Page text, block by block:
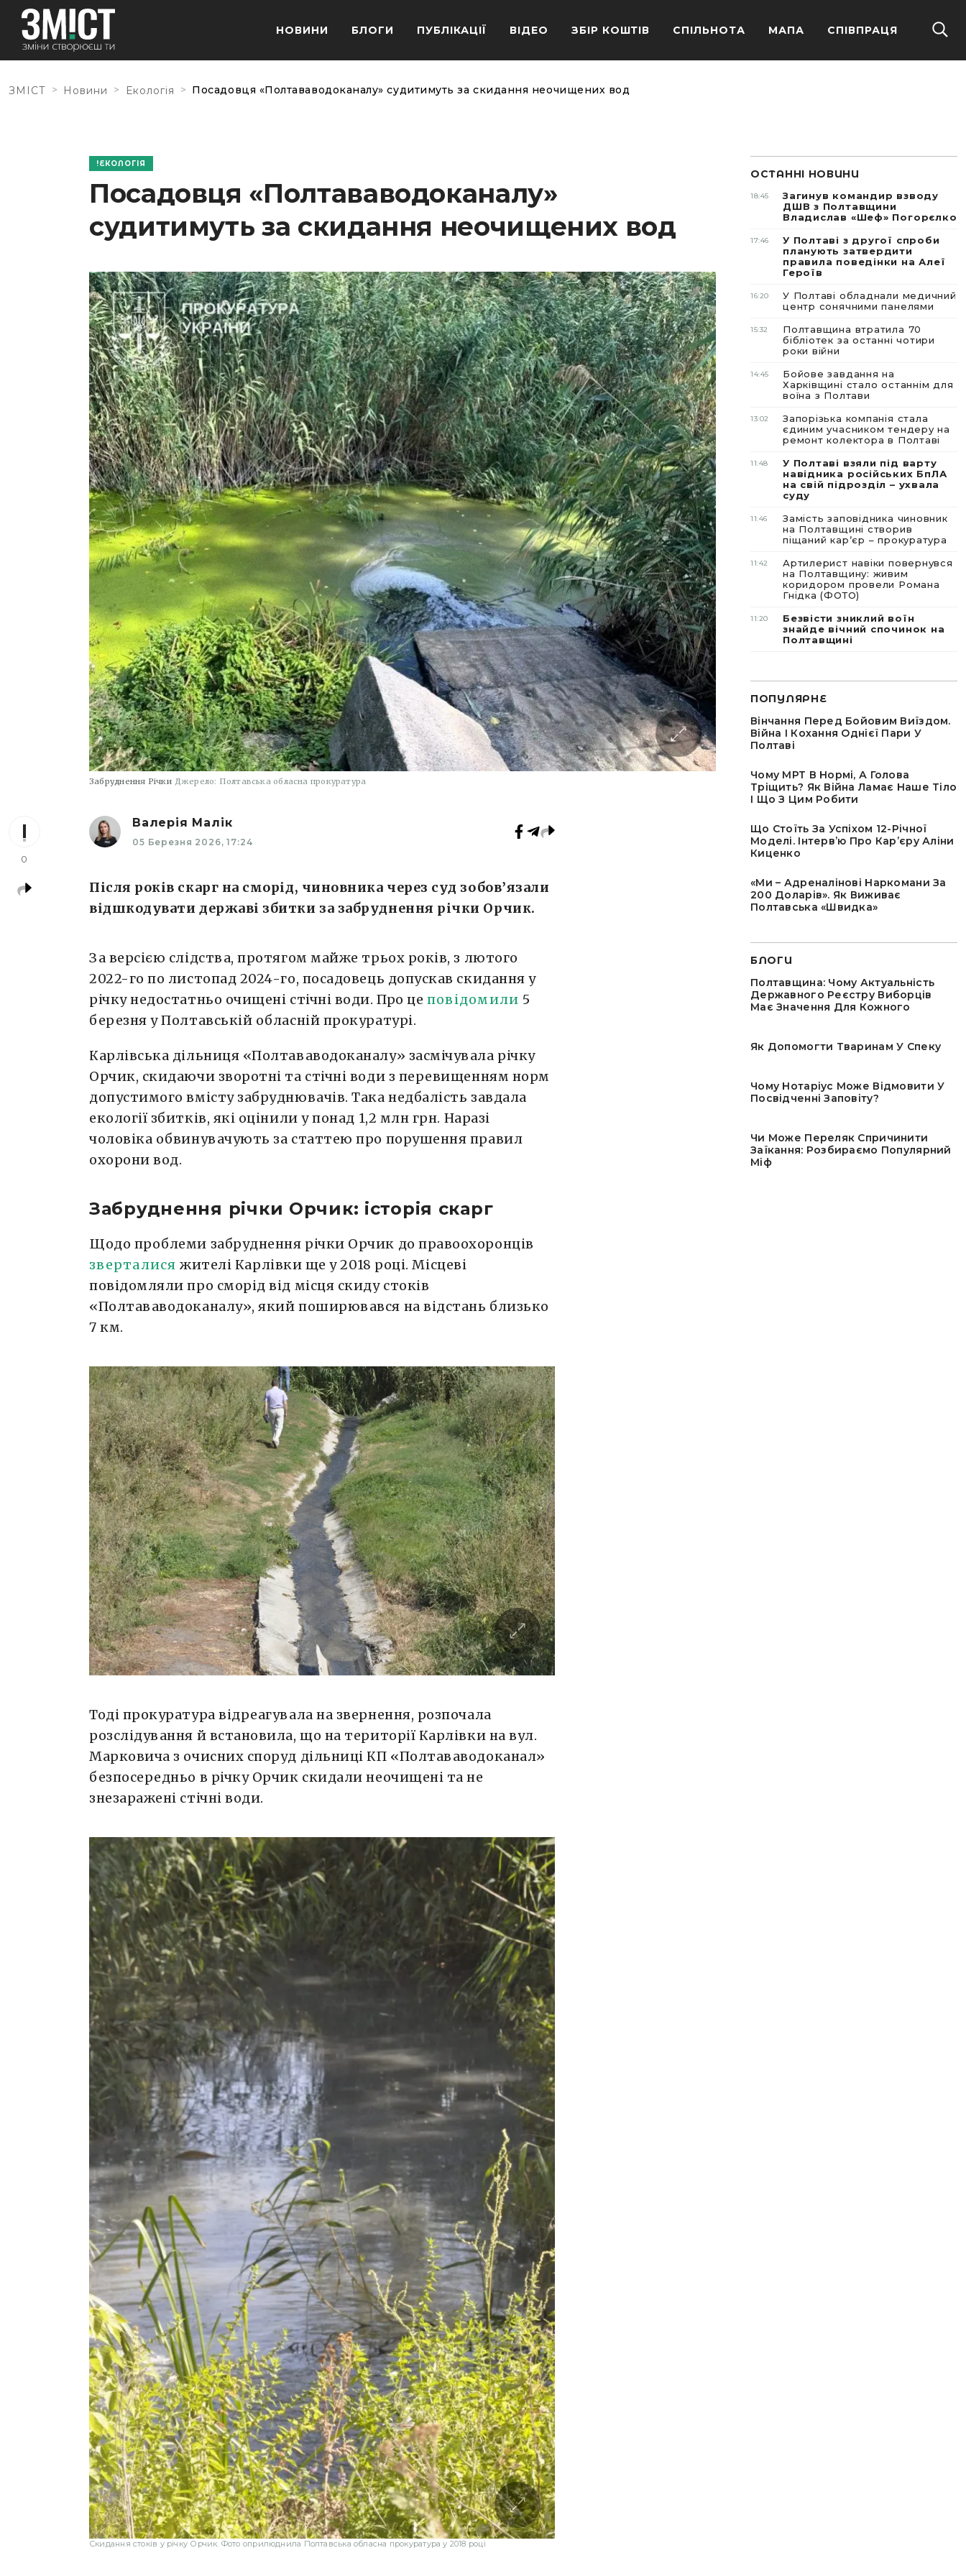
НОВИНИ БЛОГИ ПУБЛІКАЦІЇ ВІДЕО ЗБІР КОШТІВ СПІЛЬНОТА МАПА СПІВПРАЦЯ
ЗМІСТ > Новини > Екологія > Посадовця «Полтававодоканалу» судитимуть за скидання неочищених вод
ЕКОЛОГІЯ
Посадовця «Полтававодоканалу»
судитимуть за скидання неочищених вод
Забруднення Річки Джерело: Полтавська обласна прокуратура
0
Валерія Малік
05 Березня 2026, 17:24
Після років скарг на сморід, чиновника через суд зобов’язали
відшкодувати державі збитки за забруднення річки Орчик.
За версією слідства, протягом майже трьох років, з лютого
2022-го по листопад 2024-го, посадовець допускав скидання у
річку недостатньо очищені стічні води. Про це повідомили 5
березня у Полтавській обласній прокуратурі.
Карлівська дільниця «Полтававодоканалу» засмічувала річку
Орчик, скидаючи зворотні та стічні води з перевищенням норм
допустимого вмісту забруднювачів. Така недбалість завдала
екології збитків, які оцінили у понад 1,2 млн грн. Наразі
чоловіка обвинувачують за статтею про порушення правил
охорони вод.
Забруднення річки Орчик: історія скарг
Щодо проблеми забруднення річки Орчик до правоохоронців
зверталися жителі Карлівки ще у 2018 році. Місцеві
повідомляли про сморід від місця скиду стоків
«Полтававодоканалу», який поширювався на відстань близько
7 км.
Тоді прокуратура відреагувала на звернення, розпочала
розслідування й встановила, що на території Карлівки на вул.
Марковича з очисних споруд дільниці КП «Полтававодоканал»
безпосередньо в річку Орчик скидали неочищені та не
знезаражені стічні води.
Скидання стоків у річку Орчик. Фото оприлюднила Полтавська обласна прокуратура у 2018 році
ОСТАННІ НОВИНИ
18:45
Загинув командир взводу
ДШВ з Полтавщини
Владислав «Шеф» Погорєлко
17:46
У Полтаві з другої спроби
планують затвердити
правила поведінки на Алеї
Героїв
16:20
У Полтаві обладнали медичний
центр сонячними панелями
15:32
Полтавщина втратила 70
бібліотек за останні чотири
роки війни
14:45
Бойове завдання на
Харківщині стало останнім для
воїна з Полтави
13:02
Запорізька компанія стала
єдиним учасником тендеру на
ремонт колектора в Полтаві
11:48
У Полтаві взяли під варту
навідника російських БпЛА
на свій підрозділ – ухвала
суду
11:46
Замість заповідника чиновник
на Полтавщині створив
піщаний карʼєр – прокуратура
11:42
Артилерист навіки повернувся
на Полтавщину: живим
коридором провели Романа
Гнідка (ФОТО)
11:20
Безвісти зниклий воїн
знайде вічний спочинок на
Полтавщині
ПОПУЛЯРНЕ
Вінчання Перед Бойовим Виїздом.
Війна І Кохання Однієї Пари У
Полтаві
Чому МРТ В Нормі, А Голова
Тріщить? Як Війна Ламає Наше Тіло
І Що З Цим Робити
Що Стоїть За Успіхом 12-Річної
Моделі. Інтервʼю Про Карʼєру Аліни
Киценко
«Ми – Адреналінові Наркомани За
200 Доларів». Як Виживає
Полтавська «швидка»
БЛОГИ
Полтавщина: Чому Актуальність
Державного Реєстру Виборців
Має Значення Для Кожного
Як Допомогти Тваринам У Спеку
Чому Нотаріус Може Відмовити У
Посвідченні Заповіту?
Чи Може Переляк Спричинити
Заїкання: Розбираємо Популярний
Міф